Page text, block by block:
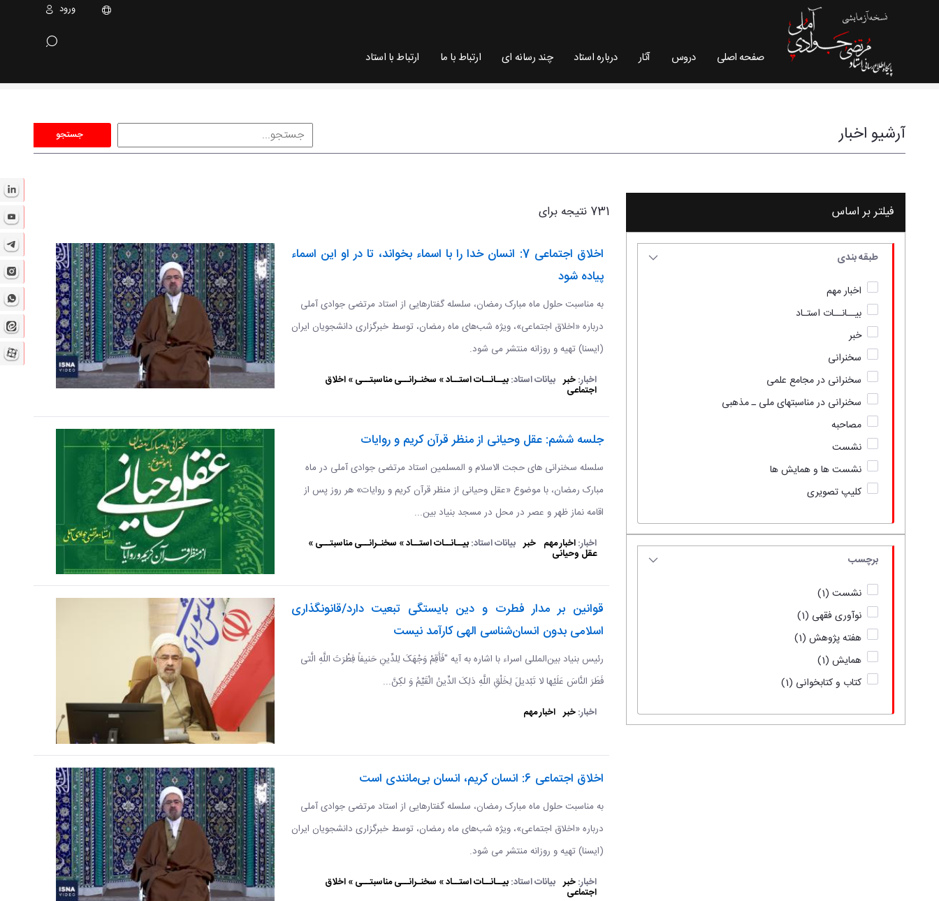
ورود
صفحه اصلی دروس آثار درباره استاد چند رسانه ای ارتباط با ما ارتباط با استاد
آرشیو اخبار
جستجو
فیلتر بر اساس
طبقه بندی
اخبار مهم
بیــانــات استـاد
خبر
سخنرانی
سخنرانی در مجامع علمی
سخنرانی در مناسبتهای ملی ـ مذهبی
مصاحبه
نشست
نشست ها و همایش ها
کلیپ تصویری
برچسب
نشست (1)
نوآوری فقهی (1)
هفته پژوهش (1)
همایش (1)
کتاب و کتابخوانی (1)
731 نتیجه برای
اخلاق اجتماعی 7: انسان خدا را با اسماء بخواند، تا در او این اسماء
پیاده شود
به مناسبت حلول ماه مبارک رمضان، سلسله گفتارهایی از استاد مرتضی جوادی آملی
درباره «اخلاق اجتماعی»، ویژه شب‌های ماه رمضان، توسط خبرگزاری دانشجویان ایران
(ایسنا) تهیه و روزانه منتشر می شود.
اخبار:خبر بیانات استاد:بیــانــات استــاد » سخنـرانــی مناسبتــی » اخلاق
اجتماعی
جلسه ششم: عقل وحیانی از منظر قرآن کریم و روایات
سلسله سخنرانی های حجت الاسلام و المسلمین استاد مرتضی جوادی آملی در ماه
مبارک رمضان، با موضوع «عقل وحیانی از منظر قرآن کریم و روایات» هر روز پس از
اقامه نماز ظهر و عصر در محل در مسجد بنیاد بین...
اخبار:اخبار مهم خبر بیانات استاد:بیــانــات استــاد » سخنـرانــی مناسبتــی »
عقل وحیانی
قوانین بر مدار فطرت و دین بایستگی تبعیت دارد/قانونگذاری
اسلامی بدون انسان‌شناسی الهی کارآمد نیست
رئیس بنیاد بین‌المللی اسراء با اشاره به آیه "فَأَقِمْ وَجْهَکَ لِلدِّینِ حَنیفاً فِطْرَتَ اللَّهِ الَّتی‌
فَطَرَ النَّاسَ عَلَیْها لا تَبْدیلَ لِخَلْقِ اللَّهِ ذلِکَ الدِّینُ الْقَیِّمُ وَ لکِنَّ...
اخبار:خبر اخبار مهم
اخلاق اجتماعی 6: انسان کریم، انسان بی‌مانندی است
به مناسبت حلول ماه مبارک رمضان، سلسله گفتارهایی از استاد مرتضی جوادی آملی
درباره «اخلاق اجتماعی»، ویژه شب‌های ماه رمضان، توسط خبرگزاری دانشجویان ایران
(ایسنا) تهیه و روزانه منتشر می شود.
اخبار:خبر بیانات استاد:بیــانــات استــاد » سخنـرانــی مناسبتــی » اخلاق
اجتماعی